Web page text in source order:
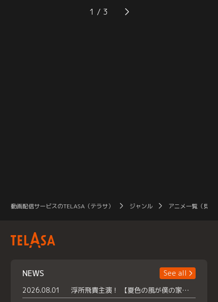
ガッソーを目指すユイたちは宇宙海
賊になったジャギーの妨害を受ける
するが、みんなは次々と大変な目に
合ってしまう。お菓子の家でウォー
1
動画配信サービスのTELASA（テラサ） ジャンル アニメ一覧（見放
NEWS
See all
2026.08.01
浮所飛貴主演！ 【夏色の風が僕の家にやってきた】 本日よりテラサで独占配信スタート！